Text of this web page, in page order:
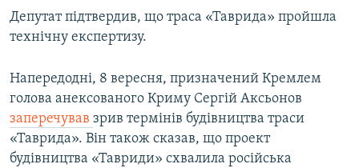
Депутат підтвердив, що траса «Таврида» пройшла
технічну експертизу.
Напередодні, 8 вересня, призначений Кремлем
голова анексованого Криму Сергій Аксьонов
заперечував зрив термінів будівництва траси
«Таврида». Він також сказав, що проект
будівництва «Тавриди» схвалила російська